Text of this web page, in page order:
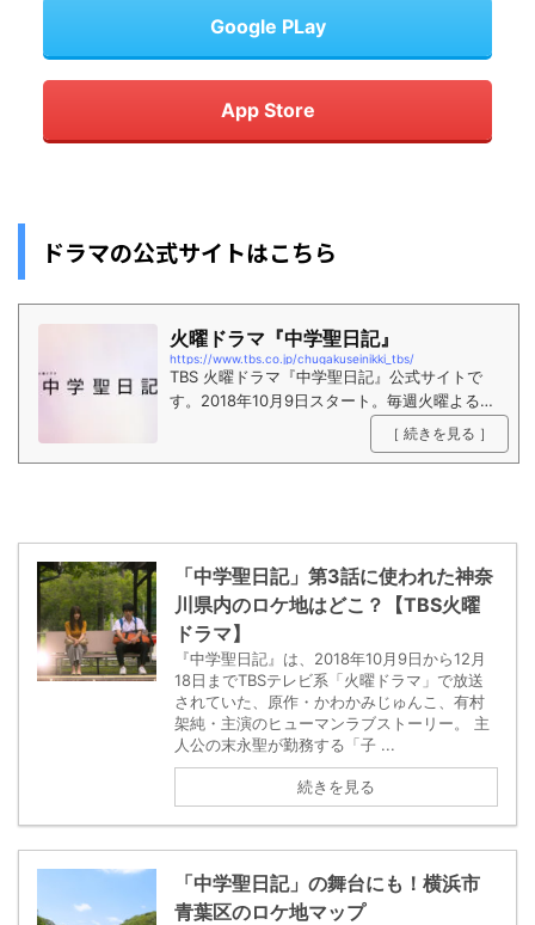
Google PLay
App Store
ドラマの公式サイトはこちら
火曜ドラマ『中学聖日記』
https://www.tbs.co.jp/chugakuseinikki_tbs/
TBS 火曜ドラマ『中学聖日記』公式サイトで
す。2018年10月9日スタート。毎週火曜よる10
［ 続きを見る ］
「中学聖日記」第3話に使われた神奈
川県内のロケ地はどこ？【TBS火曜
ドラマ】
『中学聖日記』は、2018年10月9日から12月
18日までTBSテレビ系「火曜ドラマ」で放送
されていた、原作・かわかみじゅんこ、有村
架純・主演のヒューマンラブストーリー。 主
人公の末永聖が勤務する「子 ...
続きを見る
「中学聖日記」の舞台にも！横浜市
青葉区のロケ地マップ